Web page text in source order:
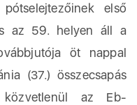
első
az 59. helyen áll a
öt nappal
(37.) összecsapás
az Eb-